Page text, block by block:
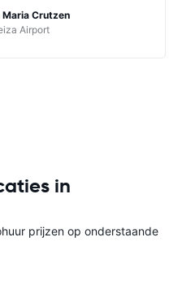
Maria Crutzen
Airport
in
prijzen op onderstaande